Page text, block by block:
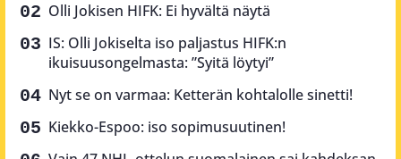
Olli Jokisen HIFK: Ei hyvältä näytä
IS: Olli Jokiselta iso paljastus HIFK:n
ikuisuusongelmasta: ”Syitä löytyi”
Nyt se on varmaa: Ketterän kohtalolle sinetti!
Kiekko-Espoo: iso sopimusuutinen!